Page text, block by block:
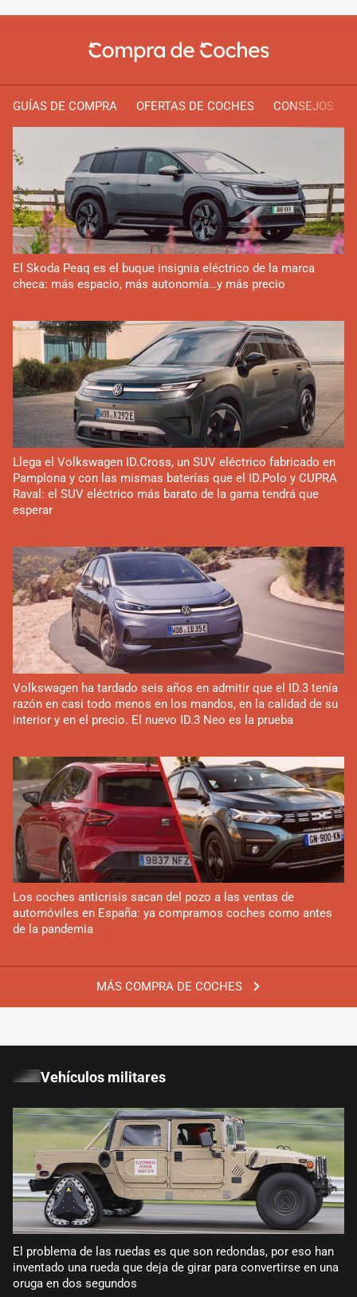
GUÍAS DE COMPRA OFERTAS DE COCHES CONSEJOS
MÁS COMPRA DE COCHES
El Skoda Peaq es el buque insignia eléctrico de la marca
checa: más espacio, más autonomía…y más precio
Llega el Volkswagen ID.Cross, un SUV eléctrico fabricado en
Pamplona y con las mismas baterías que el ID.Polo y CUPRA
Raval: el SUV eléctrico más barato de la gama tendrá que
esperar
Volkswagen ha tardado seis años en admitir que el ID.3 tenía
razón en casi todo menos en los mandos, en la calidad de su
interior y en el precio. El nuevo ID.3 Neo es la prueba
Los coches anticrisis sacan del pozo a las ventas de
automóviles en España: ya compramos coches como antes
de la pandemia
Vehículos militares
El problema de las ruedas es que son redondas, por eso han
inventado una rueda que deja de girar para convertirse en una
oruga en dos segundos